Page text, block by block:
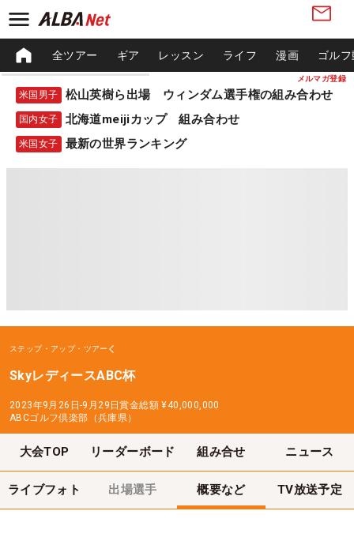
メルマガ登録
全ツアー ギア レッスン ライフ 漫画 ゴル
米国男子 松山英樹ら出場 ウィンダム選手権の組み合わせ
国内女子 北海道meijiカップ 組み合わせ
米国女子 最新の世界ランキング
ステップ・アップ・ツアー
SkyレディースABC杯
2023年9月26日-9月29日賞金総額 ¥40,000,000
ABCゴルフ倶楽部（兵庫県）
大会TOP リーダーボード 組み合せ ニュース
ライブフォト 出場選手 概要など TV放送予定